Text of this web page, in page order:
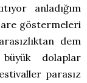
anladığım
göstermeleri
dem
dolaplar
parasız